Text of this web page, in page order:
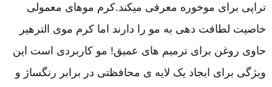
تراپی برای موخوره معرفی میکند.کرم موهای معمولی
خاصیت لطافت دهی به مو را دارند اما کرم موی الترهیر
حاوی روغن برای ترمیم های عمیق! مو کاربردی است این
ویژگی برای ایجاد یک لایه ی محافظتی در برابر رنگساژ و